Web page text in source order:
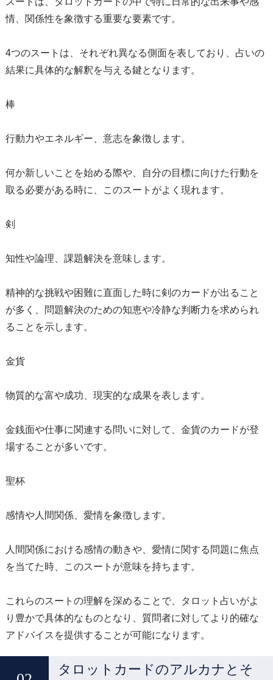
情、関係性を象徴する重要な要素です。
4つのスートは、それぞれ異なる側面を表しており、占いの
結果に具体的な解釈を与える鍵となります。
棒
行動力やエネルギー、意志を象徴します。
何か新しいことを始める際や、自分の目標に向けた行動を
取る必要がある時に、このスートがよく現れます。
剣
知性や論理、課題解決を意味します。
精神的な挑戦や困難に直面した時に剣のカードが出ること
が多く、問題解決のための知恵や冷静な判断力を求められ
ることを示します。
金貨
物質的な富や成功、現実的な成果を表します。
金銭面や仕事に関連する問いに対して、金貨のカードが登
場することが多いです。
聖杯
感情や人間関係、愛情を象徴します。
人間関係における感情の動きや、愛情に関する問題に焦点
を当てた時、このスートが意味を持ちます。
これらのスートの理解を深めることで、タロット占いがよ
り豊かで具体的なものとなり、質問者に対してより的確な
アドバイスを提供することが可能になります。
タロットカードのアルカナとそ